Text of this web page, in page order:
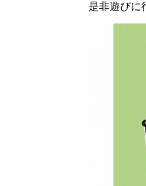
是非遊びに